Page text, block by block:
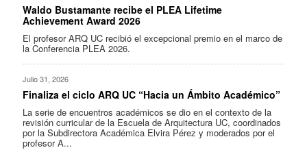
Waldo Bustamante recibe el PLEA Lifetime
Achievement Award 2026
El profesor ARQ UC recibió el excepcional premio en el marco de
la Conferencia PLEA 2026.
Julio 31, 2026
Finaliza el ciclo ARQ UC “Hacia un Ámbito Académico”
La serie de encuentros académicos se dio en el contexto de la
revisión curricular de la Escuela de Arquitectura UC, coordinados
por la Subdirectora Académica Elvira Pérez y moderados por el
profesor A...